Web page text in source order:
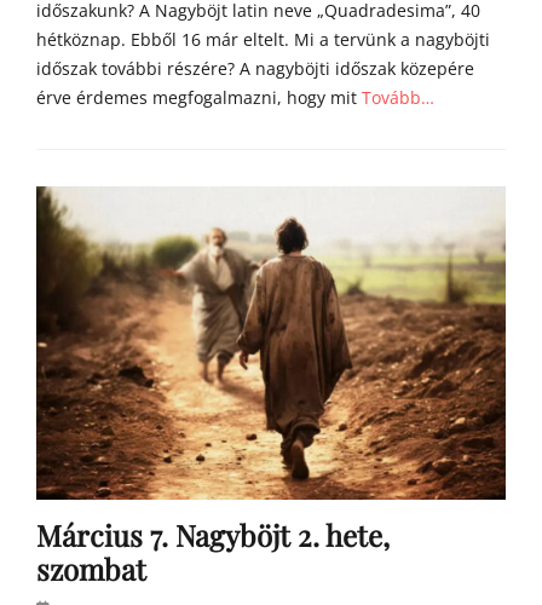
időszakunk? A Nagyböjt latin neve „Quadradesima”, 40
hétköznap. Ebből 16 már eltelt. Mi a tervünk a nagyböjti
időszak további részére? A nagyböjti időszak közepére
érve érdemes megfogalmazni, hogy mit Tovább…
g
a
t
y
a
h
o
m
í
i
Március 7. Nagyböjt 2. hete,
szombat